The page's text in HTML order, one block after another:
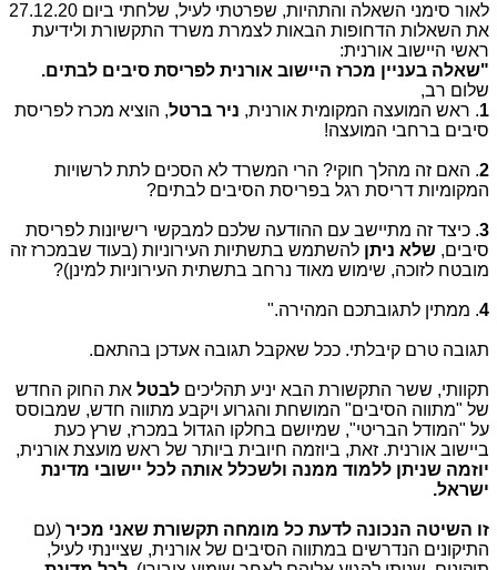
לאור סימני השאלה והתהיות, שפרטתי לעיל, שלחתי ביום 27.12.20
את השאלות הדחופות הבאות לצמרת משרד התקשורת ולידיעת
ראשי היישוב אורנית:
"שאלה בעניין מכרז היישוב אורנית לפריסת סיבים לבתים.
שלום רב,
1. ראש המועצה המקומית אורנית, ניר ברטל, הוציא מכרז לפריסת
סיבים ברחבי המועצה!
2. האם זה מהלך חוקי? הרי המשרד לא הסכים לתת לרשויות
המקומיות דריסת רגל בפריסת הסיבים לבתים?
3. כיצד זה מתיישב עם ההודעה שלכם למבקשי רישיונות לפריסת
סיבים, שלא ניתן להשתמש בתשתיות העירוניות (בעוד שבמכרז זה
מובטח לזוכה, שימוש מאוד נרחב בתשתית העירוניות למינן)?
4. ממתין לתגובתכם המהירה."
תגובה טרם קיבלתי. ככל שאקבל תגובה אעדכן בהתאם.
תקוותי, ששר התקשורת הבא יניע תהליכים לבטל את החוק החדש
של "מתווה הסיבים" המושחת והגרוע ויקבע מתווה חדש, שמבוסס
על "המודל הבריטי", שמיושם בחלקו הגדול במכרז, שרץ כעת
ביישוב אורנית. זאת, ביוזמה חיובית ביותר של ראש מועצת אורנית,
יוזמה שניתן ללמוד ממנה ולשכלל אותה לכל יישובי מדינת
ישראל.
זו השיטה הנכונה לדעת כל מומחה תקשורת שאני מכיר (עם
התיקונים הנדרשים במתווה הסיבים של אורנית, שציינתי לעיל,